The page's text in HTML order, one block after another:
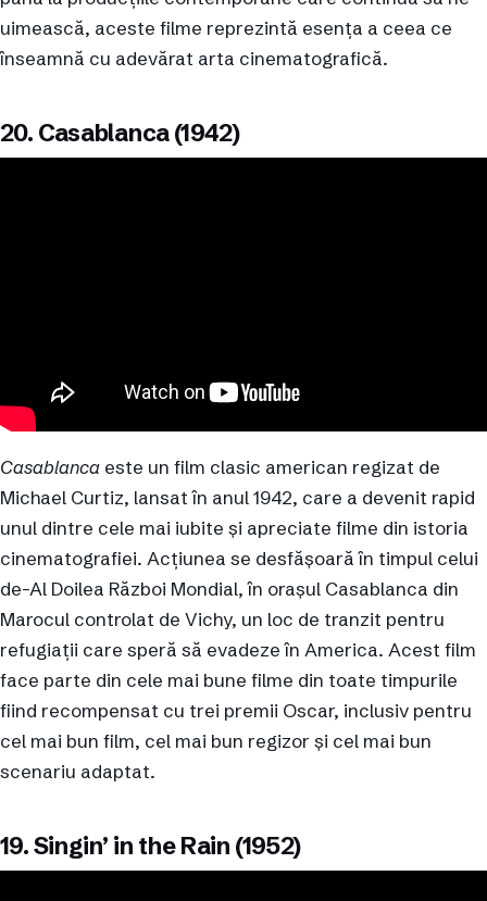
uimească, aceste filme reprezintă esența a ceea ce
înseamnă cu adevărat arta cinematografică.
20. Casablanca (1942)
Casablanca este un film clasic american regizat de
Michael Curtiz, lansat în anul 1942, care a devenit rapid
unul dintre cele mai iubite și apreciate filme din istoria
cinematografiei. Acțiunea se desfășoară în timpul celui
de-Al Doilea Război Mondial, în orașul Casablanca din
Marocul controlat de Vichy, un loc de tranzit pentru
refugiații care speră să evadeze în America. Acest film
face parte din cele mai bune filme din toate timpurile
fiind recompensat cu trei premii Oscar, inclusiv pentru
cel mai bun film, cel mai bun regizor și cel mai bun
scenariu adaptat.
19. Singin’ in the Rain (1952)